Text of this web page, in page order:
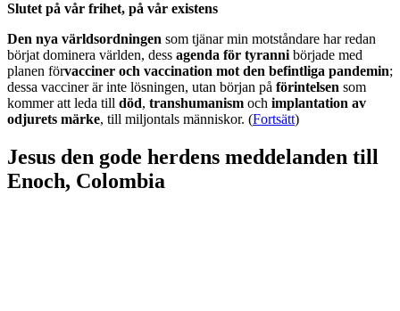
Slutet på vår frihet, på vår existens
Den nya världsordningen som tjänar min motståndare har redan
börjat dominera världen, dess agenda för tyranni började med
planen förvacciner och vaccination mot den befintliga pandemin;
dessa vacciner är inte lösningen, utan början på förintelsen som
kommer att leda till död, transhumanism och implantation av
odjurets märke, till miljontals människor. (Fortsätt)
Jesus den gode herdens meddelanden till
Enoch, Colombia